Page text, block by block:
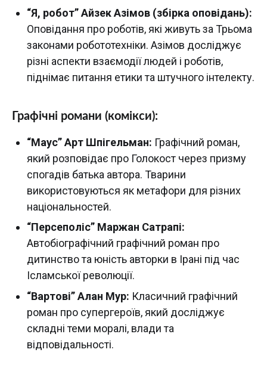
“Я, робот” Айзек Азімов (збірка оповідань):
Оповідання про роботів, які живуть за Трьома
законами робототехніки. Азімов досліджує
різні аспекти взаємодії людей і роботів,
піднімає питання етики та штучного інтелекту.
Графічні романи (комікси):
“Маус” Арт Шпігельман: Графічний роман,
який розповідає про Голокост через призму
спогадів батька автора. Тварини
використовуються як метафори для різних
національностей.
“Персеполіс” Маржан Сатрапі:
Автобіографічний графічний роман про
дитинство та юність авторки в Ірані під час
Ісламської революції.
“Вартові” Алан Мур: Класичний графічний
роман про супергероїв, який досліджує
складні теми моралі, влади та
відповідальності.